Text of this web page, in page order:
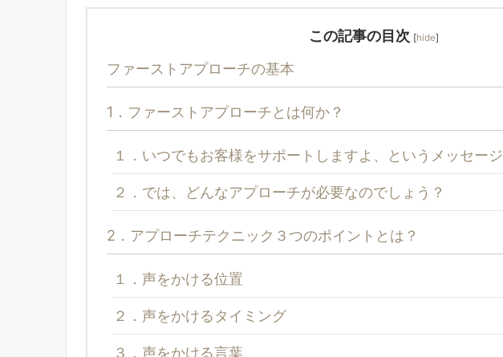
この記事の目次 [hide]
ファーストアプローチの基本
1．ファーストアプローチとは何か？
１．いつでもお客様をサポートしますよ、というメッセージ
２．では、どんなアプローチが必要なのでしょう？
2．アプローチテクニック３つのポイントとは？
１．声をかける位置
２．声をかけるタイミング
３．声をかける言葉